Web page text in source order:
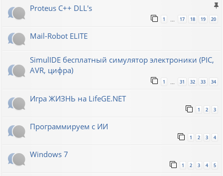
Proteus C++ DLL's
1 … 17 18 19 20
Mail-Robot ELITE
SimulIDE бесплатный симулятор электроники (PIC,
AVR, цифра)
1 31 32 33 34
Игра ЖИЗНЬ на LifeGE.NET
1 2 3
Программируем с ИИ
1 2 3 4
Windows 7
1 2 3 4 5